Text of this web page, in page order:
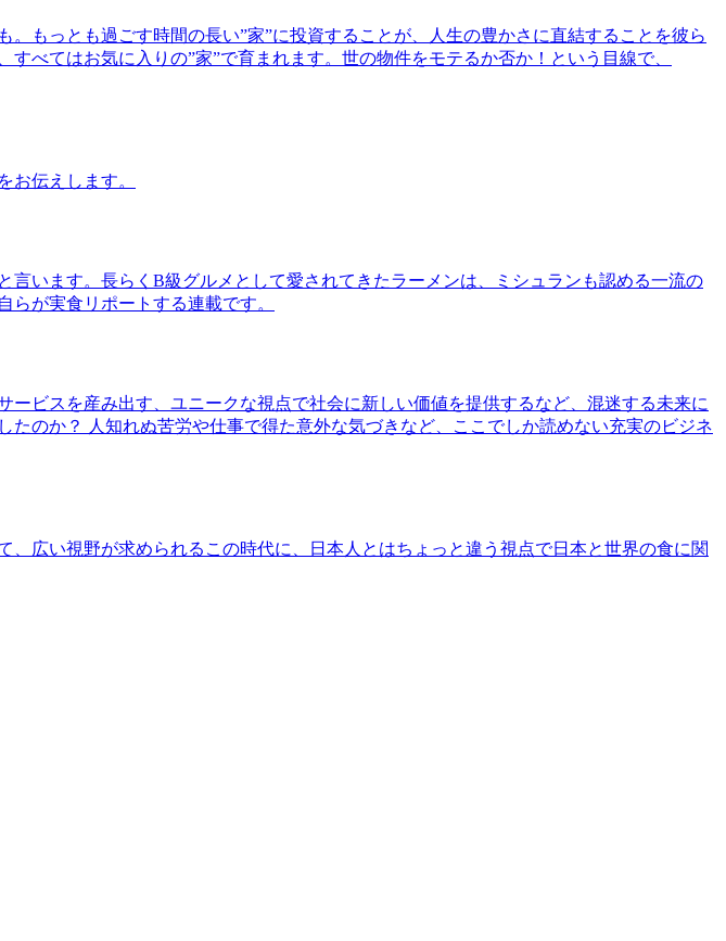
もっとも過ごす時間の長い”家”に投資することが、人生の豊かさに直結することを彼ら
べてはお気に入りの”家”で育まれます。世の物件をモテるか否か！という目線で、
お伝えします。
います。長らくB級グルメとして愛されてきたラーメンは、ミシュランも認める一流の
が実食リポートする連載です。
ビスを産み出す、ユニークな視点で社会に新しい価値を提供するなど、混迷する未来に
のか？ 人知れぬ苦労や仕事で得た意外な気づきなど、ここでしか読めない充実のビジネ
広い視野が求められるこの時代に、日本人とはちょっと違う視点で日本と世界の食に関